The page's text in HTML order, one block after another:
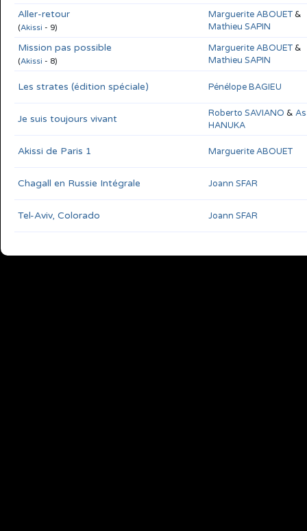
Aller-retour
(Akissi - 9)
Marguerite ABOUET&
Mathieu SAPIN
Mission pas possible
(Akissi - 8)
Marguerite ABOUET&
Mathieu SAPIN
Les strates (édition spéciale) Pénélope BAGIEU
Je suis toujours vivant Roberto SAVIANO &
HANUKA
Akissi de Paris 1 Marguerite ABOUET
Chagall en Russie Intégrale Joann SFAR
Tel-Aviv, Colorado Joann SFAR